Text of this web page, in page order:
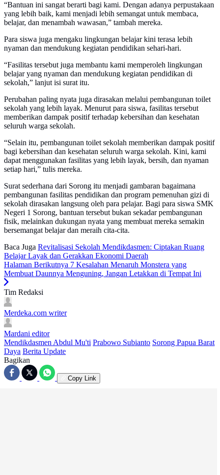
“Bantuan ini sangat berarti bagi kami. Dengan adanya perpustakaan
yang lebih baik, kami menjadi lebih semangat untuk membaca,
belajar, dan menambah wawasan,” tambah mereka.
Para siswa juga mengaku lingkungan belajar kini terasa lebih
nyaman dan mendukung kegiatan pendidikan sehari-hari.
“Fasilitas tersebut juga membantu kami memperoleh lingkungan
belajar yang nyaman dan mendukung kegiatan pendidikan di
sekolah,” lanjut isi surat itu.
Perubahan paling nyata juga dirasakan melalui pembangunan toilet
sekolah yang lebih layak. Menurut para siswa, fasilitas tersebut
memberikan dampak positif terhadap kebersihan dan kesehatan
seluruh warga sekolah.
“Selain itu, pembangunan toilet sekolah memberikan dampak positif
bagi kebersihan dan kesehatan seluruh warga sekolah. Kini, kami
dapat menggunakan fasilitas yang lebih layak, bersih, dan nyaman
setiap hari,” tulis mereka.
Surat sederhana dari Sorong itu menjadi gambaran bagaimana
pembangunan fasilitas pendidikan dan program pemenuhan gizi di
sekolah dirasakan langsung oleh para pelajar. Bagi para siswa SMK
Negeri 1 Sorong, bantuan tersebut bukan sekadar pembangunan
fisik, melainkan dukungan nyata yang membuat mereka semakin
bersemangat belajar dan meraih cita-cita.
Baca Juga Revitalisasi Sekolah Mendikdasmen: Ciptakan Ruang
Belajar Layak dan Gerakkan Ekonomi Daerah
Halaman Berikutnya 7 Kesalahan Menaruh Monstera yang
Membuat Daunnya Menguning, Jangan Letakkan di Tempat Ini
Tim Redaksi
Merdeka.com writer
Mardani editor
Mendikdasmen Abdul Mu'ti Prabowo Subianto Sorong Papua Barat
Daya Berita Update
Bagikan
Copy Link